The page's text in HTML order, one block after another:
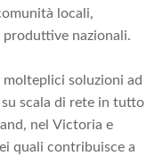
locali,
nazionali.
molteplici soluzioni ad
scala di rete in tutto
nel Victoria e
quali contribuisce a